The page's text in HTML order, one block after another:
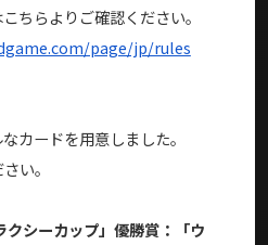
ちらよりご確認ください。
page/jp/rules
カードを用意しました。
い。
クシーカップ」優勝賞：「ウ